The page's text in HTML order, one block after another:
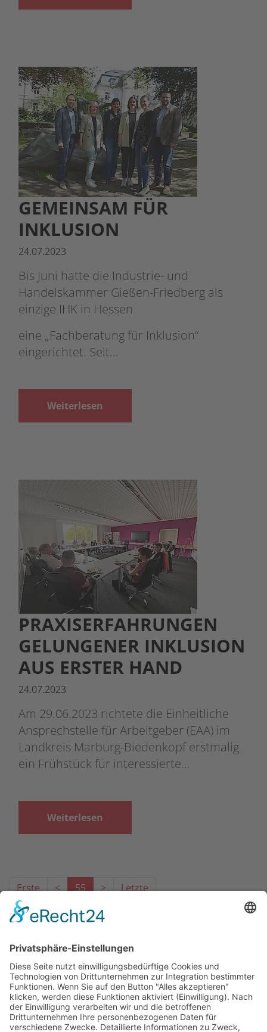
GEMEINSAM FÜR
INKLUSION
24.07.2023
Bis Juni hatte die Industrie- und
Handelskammer Gießen-Friedberg als
einzige IHK in Hessen
eine „Fachberatung für Inklusion“
eingerichtet. Seit…
Weiterlesen
PRAXISERFAHRUNGEN
GELUNGENER INKLUSION
AUS ERSTER HAND
24.07.2023
Am 29.06.2023 richtete die Einheitliche
Ansprechstelle für Arbeitgeber (EAA) im
Landkreis Marburg-Biedenkopf erstmalig
ein Frühstück für interessierte…
Weiterlesen
Erste < 55 > Letzte
Das Projekt zur Implementierung der Einheitlichen
Ansprechstellen für Arbeitgeber gemäß § 185a SGB IX in
Hessen wird gefördert aus Mitteln des LWV Hessen
Integrationsamtes. Das Projekt wird unter Einbindung
des Hessischen Ministeriums für Arbeit, Integration,
Jugend und Soziales von der Forschungsstelle des
Bildungswerks der Hessischen Wirtschaft e. V.
durchgeführt.